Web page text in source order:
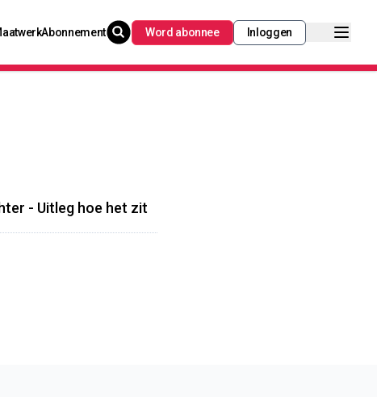
Abonnement Word abonnee Inloggen
- Uitleg hoe het zit